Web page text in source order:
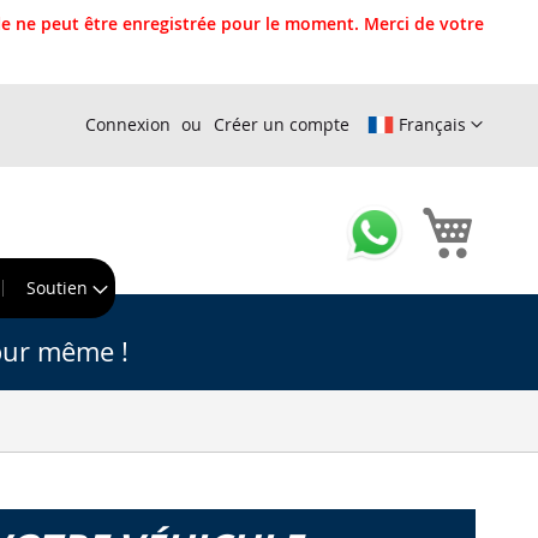
ne peut être enregistrée pour le moment. Merci de votre
Français
Connexion Créer un compte
Soutien
même !